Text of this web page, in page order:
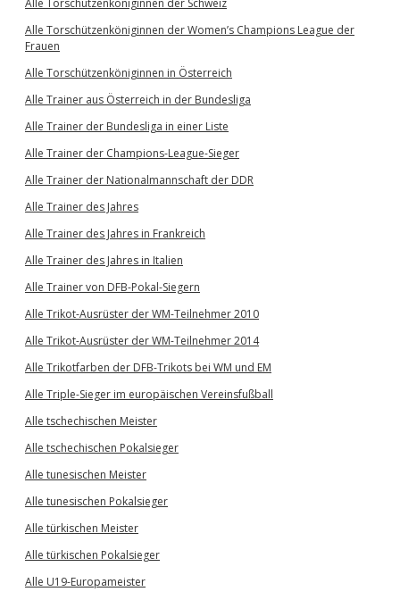
Alle Torschützenköniginnen der Schweiz
Alle Torschützenköniginnen der Women’s Champions League der
Frauen
Alle Torschützenköniginnen in Österreich
Alle Trainer aus Österreich in der Bundesliga
Alle Trainer der Bundesliga in einer Liste
Alle Trainer der Champions-League-Sieger
Alle Trainer der Nationalmannschaft der DDR
Alle Trainer des Jahres
Alle Trainer des Jahres in Frankreich
Alle Trainer des Jahres in Italien
Alle Trainer von DFB-Pokal-Siegern
Alle Trikot-Ausrüster der WM-Teilnehmer 2010
Alle Trikot-Ausrüster der WM-Teilnehmer 2014
Alle Trikotfarben der DFB-Trikots bei WM und EM
Alle Triple-Sieger im europäischen Vereinsfußball
Alle tschechischen Meister
Alle tschechischen Pokalsieger
Alle tunesischen Meister
Alle tunesischen Pokalsieger
Alle türkischen Meister
Alle türkischen Pokalsieger
Alle U19-Europameister